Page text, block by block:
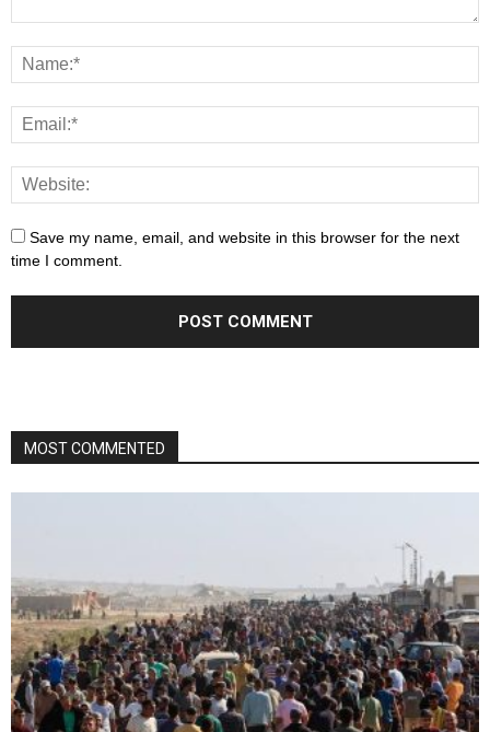
Save my name, email, and website in this browser for the next
time I comment.
MOST COMMENTED